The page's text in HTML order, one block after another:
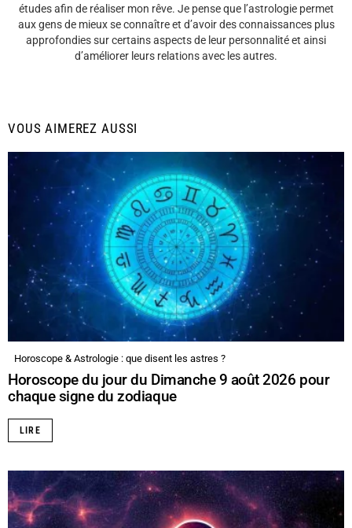
études afin de réaliser mon rêve. Je pense que l’astrologie permet
aux gens de mieux se connaître et d’avoir des connaissances plus
approfondies sur certains aspects de leur personnalité et ainsi
d’améliorer leurs relations avec les autres.
VOUS AIMEREZ AUSSI
Horoscope & Astrologie : que disent les astres ?
Horoscope du jour du Dimanche 9 août 2026 pour
chaque signe du zodiaque
LIRE